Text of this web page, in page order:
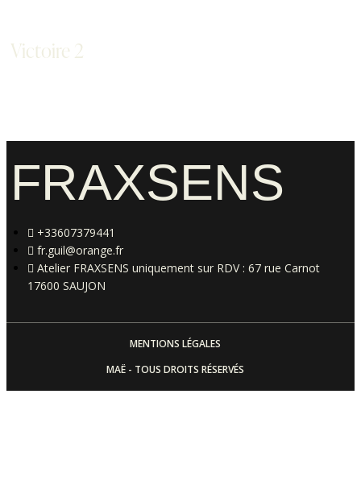
Victoire 2
FRAXSENS
+33607379441
fr.guil@orange.fr
Atelier FRAXSENS uniquement sur RDV : 67 rue Carnot
17600 SAUJON
MAË - TOUS DROITS RÉSERVÉS
MENTIONS LÉGALES